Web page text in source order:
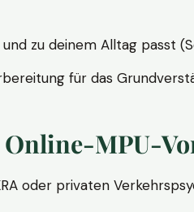
zu deinem Alltag passt
für das
Online-MPU-
oder privaten